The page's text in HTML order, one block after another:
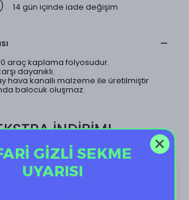
14 gün içinde iade değişim
araç kaplama folyosudur.
dayanıklı.
hava kanallı malzeme ile üretilmiştir
balocuk oluşmaz.
İNDİRİM!
GİZLİ SEKME
UYARISI